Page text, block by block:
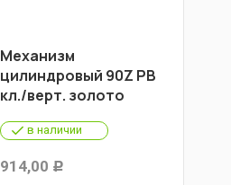
Механизм
цилиндровый 90Z PB
кл./верт. золото
в наличии
914,00 Р